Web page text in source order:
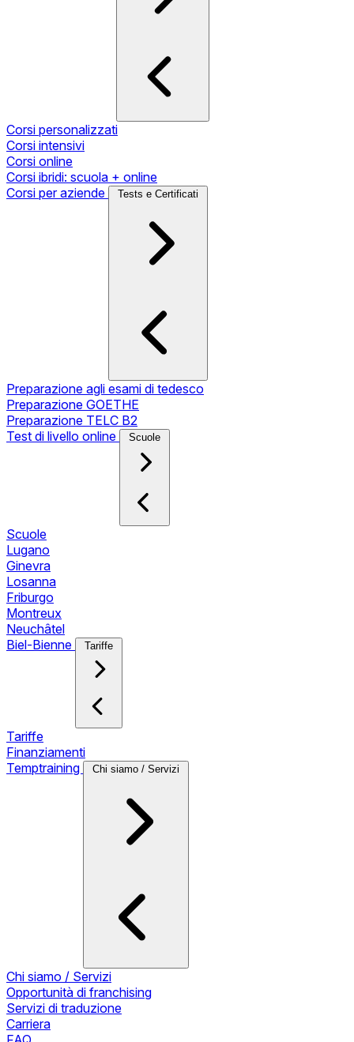
Corsi personalizzati
Corsi intensivi
Corsi online
Corsi ibridi: scuola + online
Corsi per aziende
Tests e Certificati
Preparazione agli esami di tedesco
Preparazione GOETHE
Preparazione TELC B2
Test di livello online
Scuole
Scuole
Lugano
Ginevra
Losanna
Friburgo
Montreux
Neuchâtel
Biel-Bienne
Tariffe
Tariffe
Finanziamenti
Temptraining
Chi siamo / Servizi
Chi siamo / Servizi
Opportunità di franchising
Servizi di traduzione
Carriera